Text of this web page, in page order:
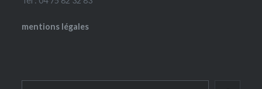
mentions légales